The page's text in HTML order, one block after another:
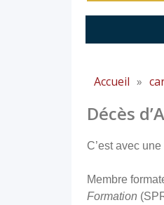
Accueil »
Décès
C’est avec
Membre
Formation